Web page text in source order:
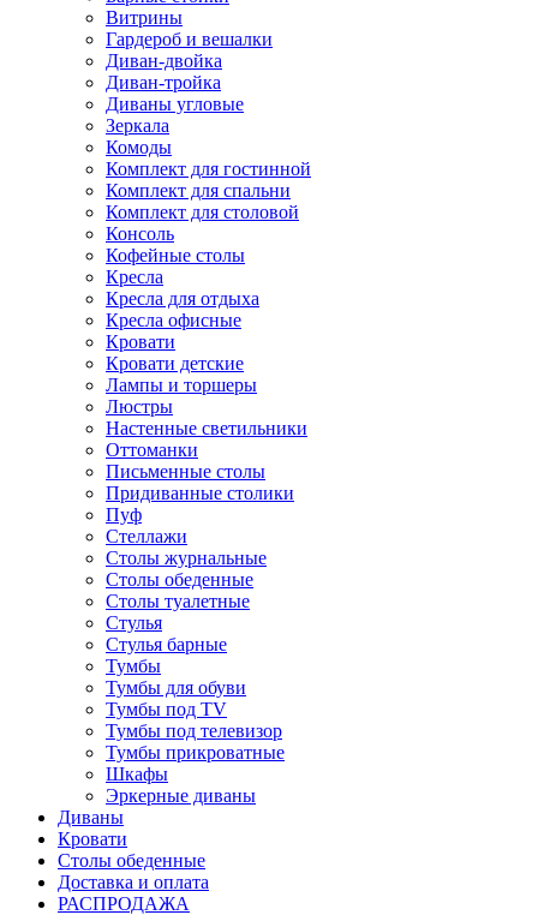
Витрины
Гардероб и вешалки
Диван-двойка
Диван-тройка
Диваны угловые
Зеркала
Комоды
Комплект для гостинной
Комплект для спальни
Комплект для столовой
Консоль
Кофейные столы
Кресла
Кресла для отдыха
Кресла офисные
Кровати
Кровати детские
Лампы и торшеры
Люстры
Настенные светильники
Оттоманки
Письменные столы
Придиванные столики
Пуф
Стеллажи
Столы журнальные
Столы обеденные
Столы туалетные
Стулья
Стулья барные
Тумбы
Тумбы для обуви
Тумбы под TV
Тумбы под телевизор
Тумбы прикроватные
Шкафы
Эркерные диваны
Диваны
Кровати
Столы обеденные
Доставка и оплата
РАСПРОДАЖА